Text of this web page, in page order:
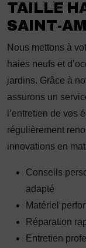
TAILLE
SAINT-
Nous mettons à
haies neufs et
jardins. Grâce à
assurons un
l’entretien de vos
régulièrement
innovations en
Conseils
adapté
Matériel
Réparation
Entretien